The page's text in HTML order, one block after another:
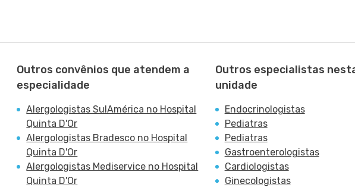
Outros convênios que atendem a
especialidade
Alergologistas SulAmérica no Hospital
Quinta D'Or
Alergologistas Bradesco no Hospital
Quinta D'Or
Alergologistas Mediservice no Hospital
Quinta D'Or
Outros especialistas
unidade
Endocrinologistas
Pediatras
Pediatras
Gastroenterologistas
Cardiologistas
Ginecologistas